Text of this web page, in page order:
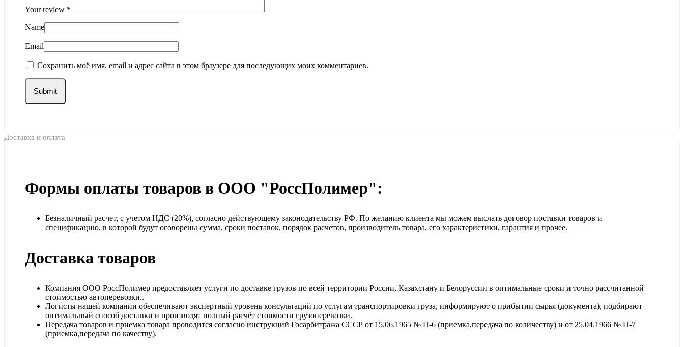
Your review *
Name
Email
Сохранить моё имя, email и адрес сайта в этом браузере для последующих моих комментариев.
Доставка и оплата
Формы оплаты товаров в ООО "РоссПолимер":
Безналичный расчет, с учетом НДС (20%), согласно действующему законодательству РФ. По желанию клиента мы можем выслать договор поставки товаров и
спецификацию, в которой будут оговорены сумма, сроки поставок, порядок расчетов, производитель товара, его характеристики, гарантия и прочее.
Доставка товаров
Компания ООО РоссПолимер предоставляет услуги по доставке грузов по всей территории России, Казахстану и Белоруссии в оптимальные сроки и точно рассчитанной
стоимостью автоперевозки..
Логисты нашей компании обеспечивают экспертный уровень консультаций по услугам транспортировки груза, информируют о прибытии сырья (документа), подбирают
оптимальный способ доставки и производят полный расчёт стоимости грузоперевозки.
Передача товаров и приемка товара проводится согласно инструкций Госарбитража СССР от 15.06.1965 № П-6 (приемка,передача по количеству) и от 25.04.1966 № П-7
(приемка,передача по качеству).